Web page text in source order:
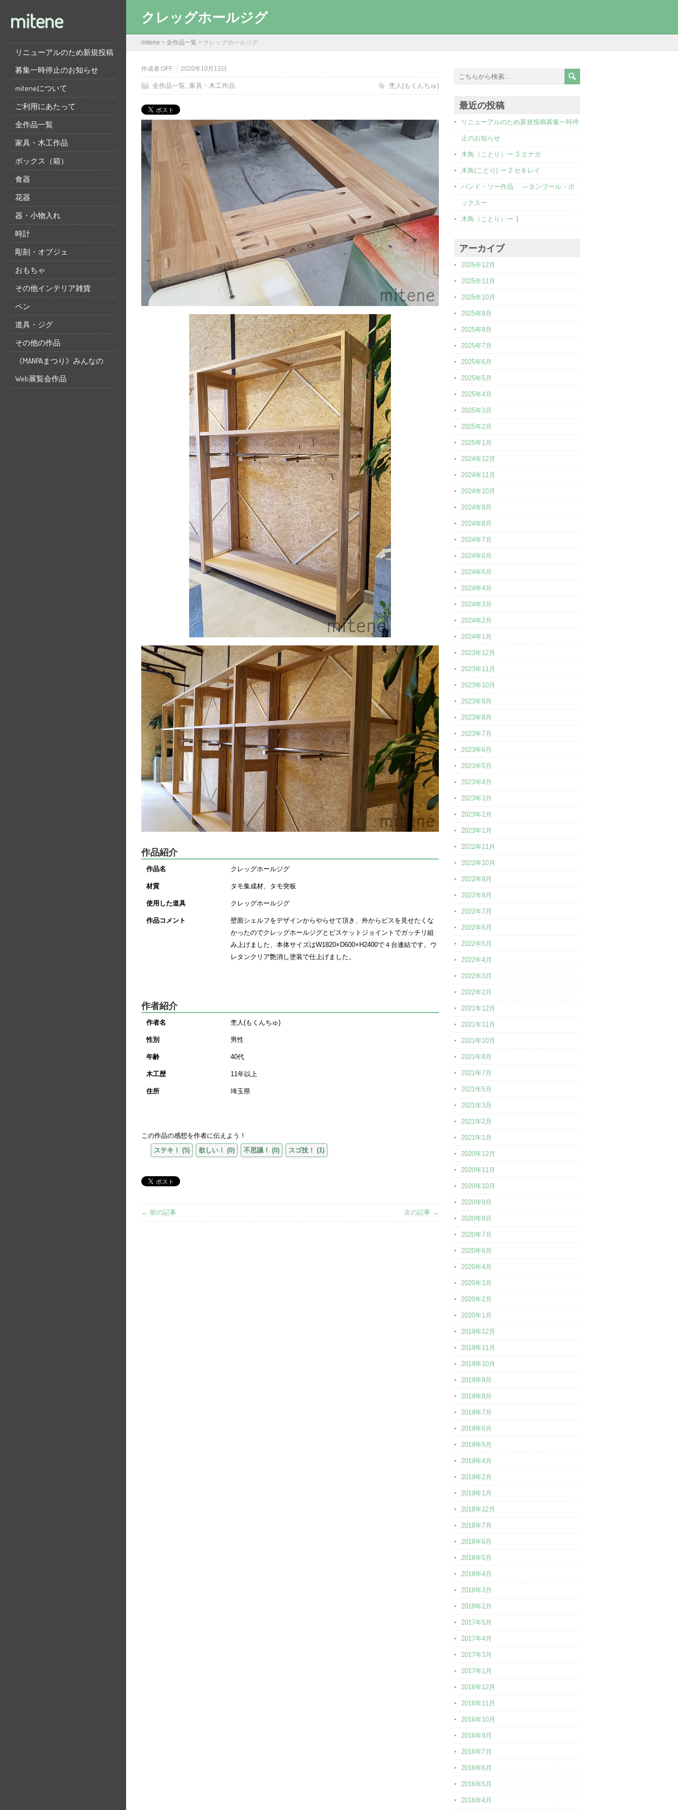
mitene
リニューアルのため新規投稿
募集一時停止のお知らせ
miteneについて
ご利用にあたって
全作品一覧
家具・木工作品
ボックス（箱）
食器
花器
器・小物入れ
時計
彫刻・オブジェ
おもちゃ
その他インテリア雑貨
ペン
道具・ジグ
その他の作品
《MANPAまつり》みんなの
Web展覧会作品
クレッグホールジグ
mitene > 全作品一覧 > クレッグホールジグ
作成者:OFF 2020年10月13日
全作品一覧, 家具・木工作品 杢人(もくんちゅ)
作品紹介
作品名 クレッグホールジグ
材質 タモ集成材、タモ突板
使用した道具 クレッグホールジグ
作品コメント
壁面シェルフをデザインからやらせて頂き、外からビスを見せたくな
かったのでクレッグホールジグとビスケットジョイントでガッチリ組
み上げました、本体サイズはW1820×D600×H2400で４台連結です。ウ
レタンクリア艶消し塗装で仕上げました。
作者紹介
作者名 杢人(もくんちゅ)
性別 男性
年齢 40代
木工歴 11年以上
住所 埼玉県
この作品の感想を作者に伝えよう！
ステキ！ (5) 欲しい！ (0) 不思議！ (0) スゴ技！ (1)
← 前の記事 次の記事 →
最近の投稿
リニューアルのため新規投稿募集一時停
止のお知らせ
木鳥（ことり）ー 3 エナガ
木鳥(ことり) ー 2 セキレイ
バンド・ソー作品 ―タンブール・ボ
ックスー
木鳥（ことり）ー 1
アーカイブ
2025年12月
2025年11月
2025年10月
2025年9月
2025年8月
2025年7月
2025年6月
2025年5月
2025年4月
2025年3月
2025年2月
2025年1月
2024年12月
2024年11月
2024年10月
2024年9月
2024年8月
2024年7月
2024年6月
2024年5月
2024年4月
2024年3月
2024年2月
2024年1月
2023年12月
2023年11月
2023年10月
2023年9月
2023年8月
2023年7月
2023年6月
2023年5月
2023年4月
2023年3月
2023年2月
2023年1月
2022年11月
2022年10月
2022年9月
2022年8月
2022年7月
2022年6月
2022年5月
2022年4月
2022年3月
2022年2月
2021年12月
2021年11月
2021年10月
2021年8月
2021年7月
2021年5月
2021年3月
2021年2月
2021年1月
2020年12月
2020年11月
2020年10月
2020年9月
2020年8月
2020年7月
2020年6月
2020年4月
2020年3月
2020年2月
2020年1月
2019年12月
2019年11月
2019年10月
2019年9月
2019年8月
2019年7月
2019年6月
2019年5月
2019年4月
2019年2月
2019年1月
2018年12月
2018年7月
2018年6月
2018年5月
2018年4月
2018年3月
2018年2月
2017年5月
2017年4月
2017年3月
2017年1月
2016年12月
2016年11月
2016年10月
2016年9月
2016年7月
2016年6月
2016年5月
2016年4月